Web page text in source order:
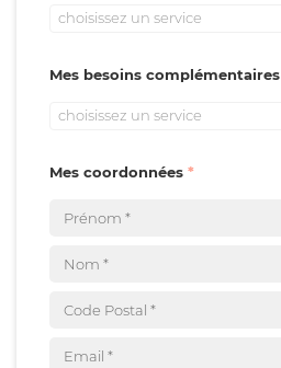
choisissez un service
Mes besoins complémentaires
choisissez un service
Mes coordonnées